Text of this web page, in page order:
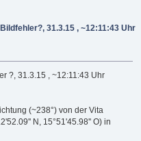
, ~12:11:43 Uhr CEST
31.3.15 , ~12:11:43 Uhr
?, 31.3.15 , ~12:11:43 Uhr
(~238°) von der Vita
N, 15°51'45.98'' O) in